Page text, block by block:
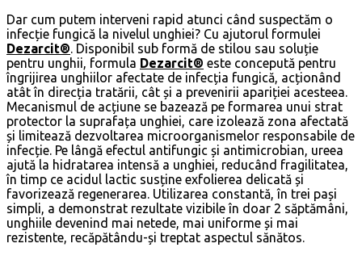
Dar cum putem interveni rapid atunci când suspectăm o
infecție fungică la nivelul unghiei? Cu ajutorul formulei
Dezarcit®. Disponibil sub formă de stilou sau soluție
pentru unghii, formula Dezarcit® este concepută pentru
îngrijirea unghiilor afectate de infecția fungică, acționând
atât în direcția tratării, cât și a prevenirii apariției acesteea.
Mecanismul de acțiune se bazează pe formarea unui strat
protector la suprafața unghiei, care izolează zona afectată
și limitează dezvoltarea microorganismelor responsabile de
infecție. Pe lângă efectul antifungic și antimicrobian, ureea
ajută la hidratarea intensă a unghiei, reducând fragilitatea,
în timp ce acidul lactic susține exfolierea delicată și
favorizează regenerarea. Utilizarea constantă, în trei pași
simpli, a demonstrat rezultate vizibile în doar 2 săptămâni,
unghiile devenind mai netede, mai uniforme și mai
rezistente, recăpătându-și treptat aspectul sănătos.